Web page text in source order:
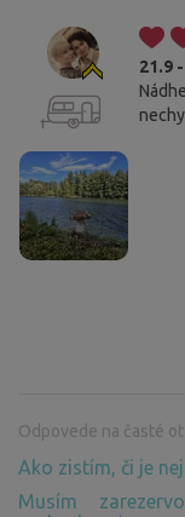
21.9
Odpovede na časté
Ako zistím, či je
Musím
Tieto webové stránky
upraviť nastavenia,
informácií o využívaní